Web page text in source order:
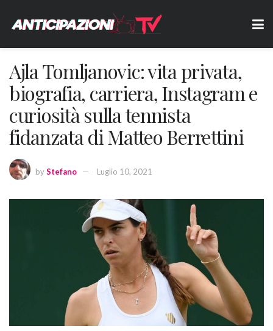
Ajla Tomljanovic: vita privata,
biografia, carriera, Instagram e
curiosità sulla tennista
fidanzata di Matteo Berrettini
byStefano Luglio 10, 2021